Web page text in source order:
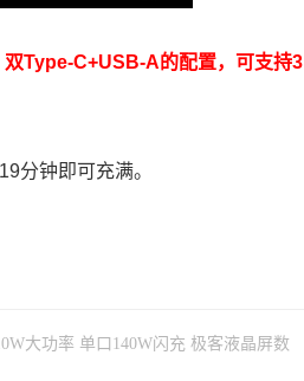
Type-C+USB-A的配置，可支持3
分钟即可充满。
大功率 单口140W闪充 极客液晶屏数